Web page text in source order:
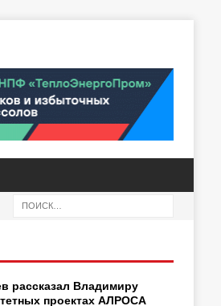
рассказал Владимиру
проектах АЛРОСА